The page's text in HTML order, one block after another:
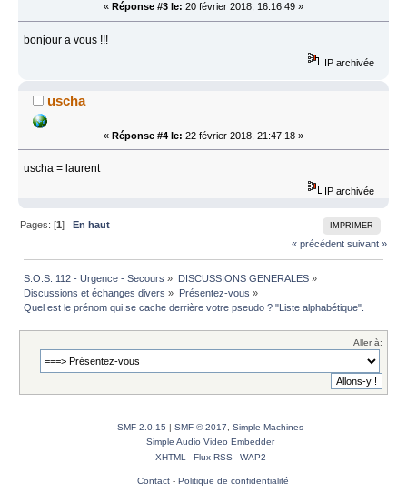
« Réponse #3 le: 20 février 2018, 16:16:49 »
bonjour a vous !!!
IP archivée
uscha
« Réponse #4 le: 22 février 2018, 21:47:18 »
uscha = laurent
IP archivée
IMPRIMER
Pages: [1]En haut
« précédent suivant »
S.O.S. 112 - Urgence - Secours » DISCUSSIONS GENERALES»
Discussions et échanges divers » Présentez-vous »
Quel est le prénom qui se cache derrière votre pseudo ? "Liste alphabétique".
Aller à:
SMF 2.0.15 | SMF © 2017
Simple Machines
Simple Audio Video Embedder
XHTML
Flux RSS WAP2
Contact- Politique de confidentialité